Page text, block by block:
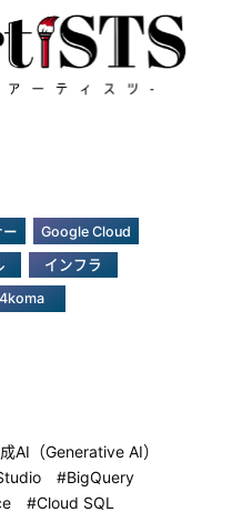
Google Cloud
インフラ
4koma
AI（Generative AI）
BigQuery
Cloud SQL